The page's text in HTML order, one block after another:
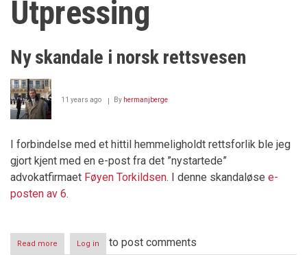
Utpressing
Ny skandale i norsk rettsvesen
11 years ago By hermanjberge
I forbindelse med et hittil hemmeligholdt rettsforlik ble jeg
gjort kjent med en e-post fra det ”nystartede”
advokatfirmaet Føyen Torkildsen. I denne skandaløse e-
posten av 6.
Read more Log in to post comments